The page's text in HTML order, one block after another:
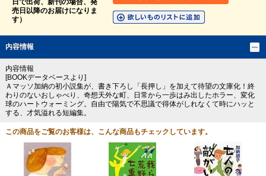
売日以降のお届けになりま
す）
内容情報
内容情報
[BOOKデータベースより]
Ａマッソ加納の初小説集が、書き下ろし「長押し」を加えて待望の文庫化！終
わりのないおしゃべり、奇想天外な町、日常から一歩はみ出したホラー、変化
球のハートウォーミング。自由で陽気で不思議で得体がしれなくて時にハッと
する、才気溢れる短編集。
この商品をご覧のお客様は、こんな商品もチェックしています。